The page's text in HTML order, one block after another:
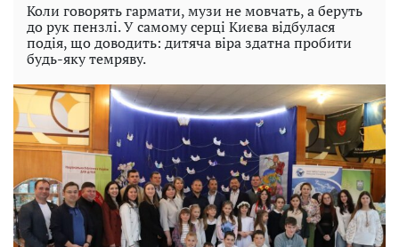
Коли говорять гармати, музи не мовчать, а беруть
до рук пензлі. У самому серці Києва відбулася
подія, що доводить: дитяча віра здатна пробити
будь-яку темряву.